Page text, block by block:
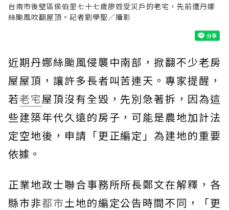
台南市後壁區侯伯里七十七歲廖姓受災戶的老宅，先前遭丹娜
絲颱風吹翻屋頂。記者劉學聖／攝影
近期丹娜絲颱風侵襲中南部，掀翻不少老房
屋屋頂，讓許多長者叫苦連天。專家提醒，
若老宅屋頂沒有全毀，先別急著拆，因為這
些建築年代久遠的房子，可能是農地加計法
定空地後，申請「更正編定」為建地的重要
依據。
正業地政士聯合事務所所長鄭文在解釋，各
縣市非都市土地的編定公告時間不同，「更